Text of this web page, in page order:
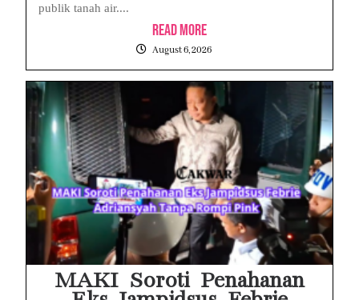
publik tanah air....
Read More
August 6, 2026
MAKI Soroti Penahanan